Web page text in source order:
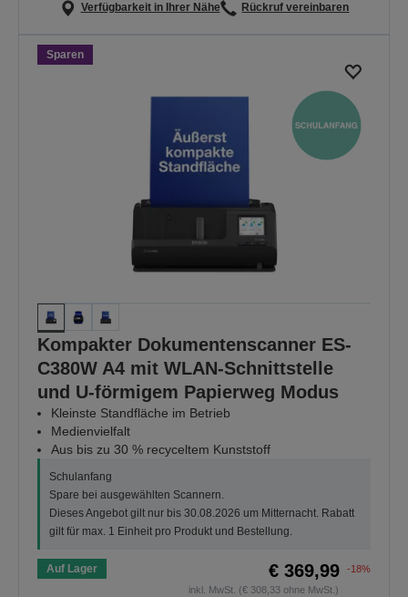
Verfügbarkeit in Ihrer Nähe Rückruf vereinbaren
Sparen
Kompakter Dokumentenscanner ES-
C380W A4 mit WLAN-Schnittstelle
und U-förmigem Papierweg Modus
Kleinste Standfläche im Betrieb
Medienvielfalt
Aus bis zu 30 % recyceltem Kunststoff
Schulanfang
Spare bei ausgewählten Scannern.
Dieses Angebot gilt nur bis 30.08.2026 um Mitternacht. Rabatt
gilt für max. 1 Einheit pro Produkt und Bestellung.
Auf Lager € 369,99
-18%
inkl. MwSt. (€ 308,33 ohne MwSt.)